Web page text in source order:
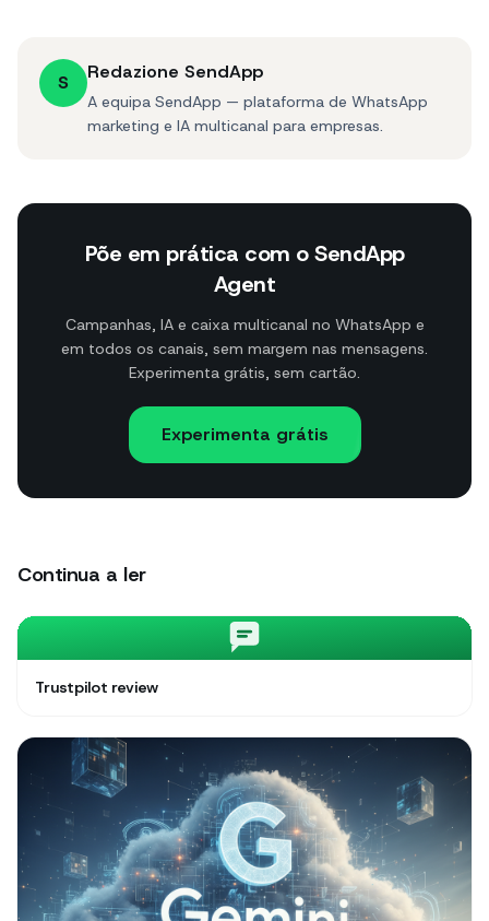
S Redazione SendApp
A equipa SendApp — plataforma de WhatsApp
marketing e IA multicanal para empresas.
Põe em prática com o SendApp
Agent
Campanhas, IA e caixa multicanal no WhatsApp e
em todos os canais, sem margem nas mensagens.
Experimenta grátis, sem cartão.
Experimenta grátis
Continua a ler
Trustpilot review